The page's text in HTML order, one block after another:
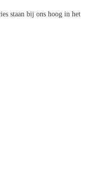
staan bij ons hoog in het